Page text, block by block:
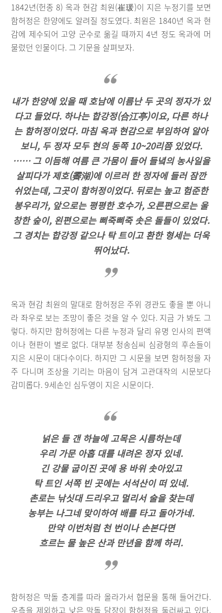
1842년(헌종 8) 옥과 현감 최원(崔瑗)이 지은 누정기를 보면
함허정은 한양에도 알려질 정도였다. 최원은 1840년 옥과 현
감에 제수되어 고양 군수로 옮길 때까지 4년 정도 옥과에 머
물렀던 인물이다. 그 기문을 살펴보자.
내가 한양에 있을 때 호남에 이름난 두 곳의 정자가 있
다고 들었다. 하나는 합강정(合江亭)이요, 다른 하나
는 함허정이었다. 마침 옥과 현감으로 부임하여 알아
보니, 두 정자 모두 현의 동쪽 10~20리쯤 있었다.
…… 그 이듬해 여름 큰 가뭄이 들어 들녘의 농사일을
살피다가 제호(霽湖)에 이르러 한 정자에 들러 잠깐
쉬었는데, 그곳이 함허정이었다. 뒤로는 높고 험준한
봉우리가, 앞으로는 평평한 호수가, 오른편으로는 울
창한 숲이, 왼편으로는 삐죽삐죽 솟은 돌들이 있었다.
그 경치는 합강정 같으나 탁 트이고 환한 형세는 더욱
뛰어났다.
옥과 현감 최원의 말대로 함허정은 주위 경관도 좋을 뿐 아니
라 좌우로 보는 조망이 좋은 것을 알 수 있다. 지금 가 봐도 그
렇다. 하지만 함허정에는 다른 누정과 달리 유명 인사의 편액
이나 현판이 별로 없다. 대부분 청송심씨 심광형의 후손들이
지은 시문이 대다수이다. 하지만 그 시문을 보면 함허정을 자
주 다니며 조상을 기리는 마음이 담겨 고관대작의 시문보다
감미롭다. 9세손인 심두영이 지은 시문이다.
넑은 들 갠 하늘에 고목은 시름하는데
우리 가문 아홉 대를 내려온 정자 있네.
긴 강물 굽이진 곳에 용 바위 솟아있고
탁 트인 서쪽 빈 곳에는 서석산이 떠 있네.
촌로는 낚싯대 드리우고 멀리서 술을 찾는데
농부는 나그네 맞이하여 배를 타고 돌아가네.
만약 이번처럼 천 번이나 손본다면
흐르는 물 높은 산과 만년을 함께 하리.
함허정은 막돌 층계를 따라 올라가서 협문을 통해 들어간다.
우측을 제외하고 낮은 막돌 담장이 함허정을 둘러싸고 있다.